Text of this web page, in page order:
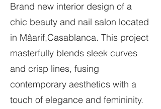
Brand new interior design of a
chic beauty and nail salon located
in Mâarif,Casablanca. This project
masterfully blends sleek curves
and crisp lines, fusing
contemporary aesthetics with a
touch of elegance and femininity.